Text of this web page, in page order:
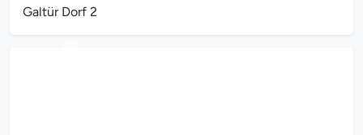
Galtür Dorf 2